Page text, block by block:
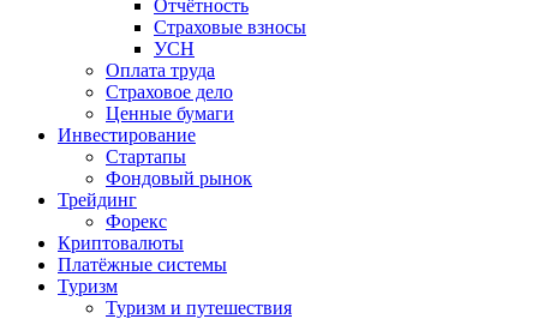
Отчётность
Страховые взносы
УСН
Оплата труда
Страховое дело
Ценные бумаги
Инвестирование
Стартапы
Фондовый рынок
Трейдинг
Форекс
Криптовалюты
Платёжные системы
Туризм
Туризм и путешествия